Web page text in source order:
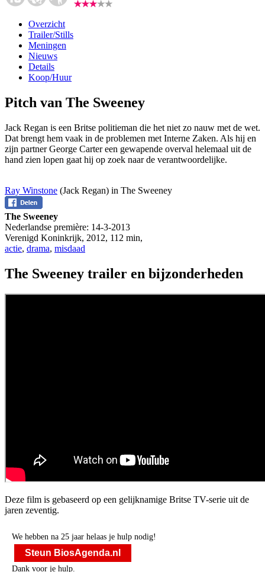
Overzicht
Trailer/Stills
Meningen
Nieuws
Details
Koop/Huur
Pitch van The Sweeney
Jack Regan is een Britse politieman die het niet zo nauw met de wet.
Dat brengt hem vaak in de problemen met Interne Zaken. Als hij en
zijn partner George Carter een gewapende overval helemaal uit de
hand zien lopen gaat hij op zoek naar de verantwoordelijke.
Ray Winstone (Jack Regan) in The Sweeney
The Sweeney
Nederlandse première: 14-3-2013
Verenigd Koninkrijk, 2012, 112 min,
actie, drama, misdaad
The Sweeney trailer en bijzonderheden
Deze film is gebaseerd op een gelijknamige Britse TV-serie uit de
jaren zeventig.
We hebben na 25 jaar helaas je hulp nodig!
Steun BiosAgenda.nl
Dank voor je hulp.